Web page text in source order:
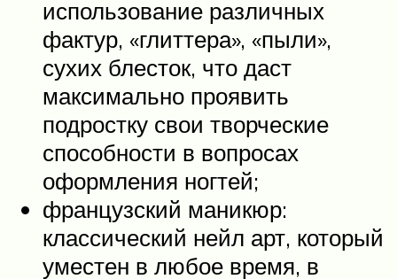
использование различных
фактур, «глиттера», «пыли»,
сухих блесток, что даст
максимально проявить
подростку свои творческие
способности в вопросах
оформления ногтей;
французский маникюр:
классический нейл арт, который
уместен в любое время, в